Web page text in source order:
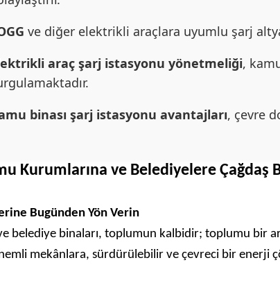
ve diğer elektrikli araçlara uyumlu şarj
araç şarj istasyonu yönetmeliği,
binası şarj istasyonu avantajları, çevre
Kurumlarına ve Belediyelere Çağdaş
Bugünden Yön Verin
belediye binaları, toplumun kalbidir; toplumu bir
mekânlara, sürdürülebilir ve çevreci bir